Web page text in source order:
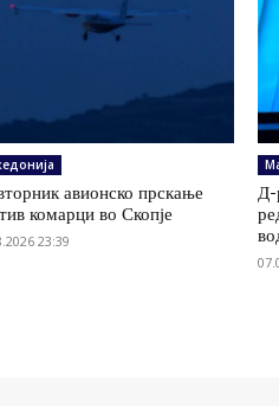
авионско прскање
комарци во Скопје
23:39
Д-